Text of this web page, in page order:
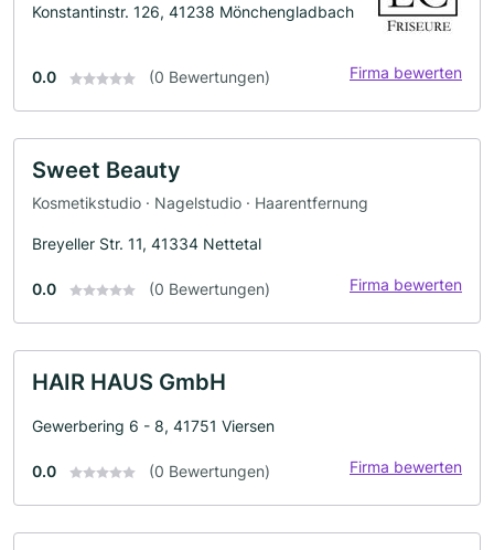
Konstantinstr. 126, 41238 Mönchengladbach
0.0 (0 Bewertungen) Firma bewerten
Sweet Beauty
Kosmetikstudio · Nagelstudio · Haarentfernung
Breyeller Str. 11, 41334 Nettetal
0.0 (0 Bewertungen) Firma bewerten
HAIR HAUS GmbH
Gewerbering 6 - 8, 41751 Viersen
0.0 (0 Bewertungen) Firma bewerten